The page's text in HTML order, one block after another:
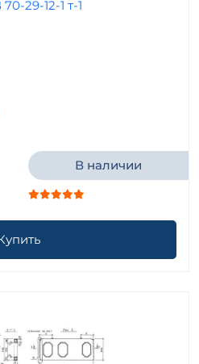
В наличии